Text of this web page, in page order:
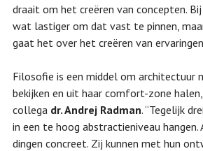
draait om het creëren van concepten.
wat lastiger om dat vast te pinnen,
gaat het over het creëren van
Filosofie is een middel om architectuur
bekijken en uit haar comfort-zone
collega dr. Andrej Radman. “Tegelijk
in een te hoog abstractieniveau hangen.
dingen concreet. Zij kunnen met hun